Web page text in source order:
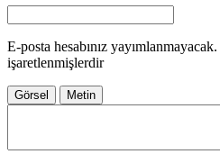
E-posta hesabınız yayımlanmayacak.
işaretlenmişlerdir
Görsel Metin